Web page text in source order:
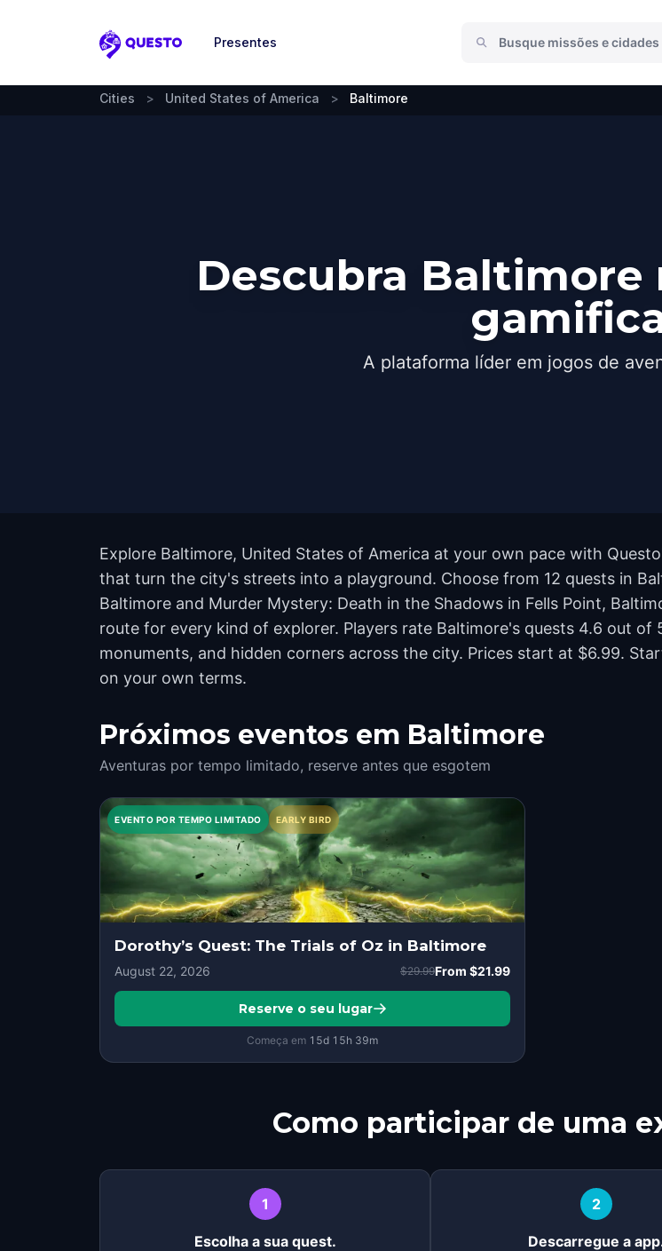
Questo
Presentes
Cities > United States of America > Baltimore
Descubra Baltimore
A plataforma líder em jogos de
Explore Baltimore, United States of America at your own pace with
that turn the city's streets into a playground. Choose from 12 quests in
Baltimore and Murder Mystery: Death in the Shadows in Fells Point,
route for every kind of explorer. Players rate Baltimore's quests 4.6 out
monuments, and hidden corners across the city. Prices start at $6.99.
on your own terms.
Próximos eventos em Baltimore
Aventuras por tempo limitado, reserve antes que esgotem
EVENTO POR TEMPO LIMITADO EARLY BIRD
Dorothy’s Quest: The Trials of Oz in Baltimore
August 22, 2026 $29.99From $21.99
Reserve o seu lugar
Começa em 15d 15h 39m
Como participar de uma
1
Escolha a sua quest.
2
Descarregue a